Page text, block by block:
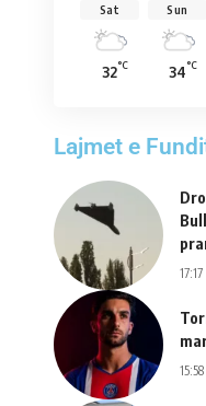
Sat
32°C
Sun
34°C
Lajmet e